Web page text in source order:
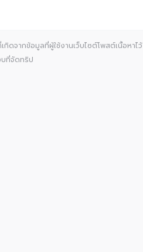
จากข้อมูลที่ผู้ใช้งานเว็บไซต์โพสต์เนื้อหาไว้
บที่จัดทริป